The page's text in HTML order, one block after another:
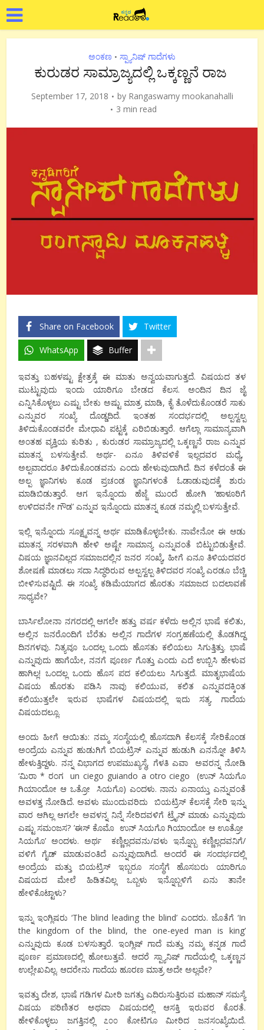
ಅಂಕಣ • ಸ್ಪ್ಯಾನಿಷ್ ಗಾದೆಗಳು
ಕುರುಡರ ಸಾಮ್ರಾಜ್ಯದಲ್ಲಿ ಒಕ್ಕಣ್ಣನೆ ರಾಜ
September 17, 2018 by Rangaswamy mookanahalli
3 min read
Share on Facebook Twitter
WhatsApp Buffer
ಇವತ್ತು ಬಹಳಷ್ಟು ಕ್ಷೇತ್ರಕ್ಕೆ ಈ ಮಾತು ಅನ್ವಯವಾಗುತ್ತದೆ. ವಿಷಯದ ತಳ
ಮುಟ್ಟುವುದು ಇಂದು ಯಾರಿಗೂ ಬೇಡದ ಕೆಲಸ. ಅಂದಿನ ದಿನ ಜೈ
ಎನ್ನಿಸಿಕೊಳ್ಳಲು ಎಷ್ಟು ಬೇಕು ಅಷ್ಟು ಮಾತ್ರ ಮಾಡಿ, ಕೈ ತೊಳೆದುಕೊಂಡರೆ ಸಾಕು
ಎನ್ನುವರ ಸಂಖ್ಯೆ ದೊಡ್ಡದಿದೆ. ಇಂತಹ ಸಂದರ್ಭದಲ್ಲಿ ಅಲ್ಪಸ್ವಲ್ಪ
ತಿಳಿದುಕೊಂಡವರೇ ಮೇಧಾವಿ ಪಟ್ಟಕ್ಕೆ ಏರಿಬಿಡುತ್ತಾರೆ. ಆಗೆಲ್ಲಾ ಸಾಮಾನ್ಯವಾಗಿ
ಅಂತಹ ವ್ಯಕ್ತಿಯ ಕುರಿತು , ಕುರುಡರ ಸಾಮ್ರಾಜ್ಯದಲ್ಲಿ ಒಕ್ಕಣ್ಣನೆ ರಾಜ ಎನ್ನುವ
ಮಾತನ್ನ ಬಳಸುತ್ತೇವೆ. ಅರ್ಥ- ಏನೂ ತಿಳಿವಳಿಕೆ ಇಲ್ಲದವರ ಮಧ್ಯೆ,
ಅಲ್ಪವಾದರೂ ತಿಳಿದುಕೊಂಡವನು ಎಂದು ಹೇಳುವುದಾಗಿದೆ. ದಿನ ಕಳೆದಂತೆ ಈ
ಅಲ್ಪ ಜ್ಞಾನಿಗಳು ಕೂಡ ಪ್ರಚಂಡ ಜ್ಞಾನಿಗಳಂತೆ ಓಡಾಡುವುದಕ್ಕೆ ಶುರು
ಮಾಡಿಬಿಡುತ್ತಾರೆ. ಆಗ ಇನ್ನೊಂದು ಹೆಜ್ಜೆ ಮುಂದೆ ಹೋಗಿ ‘ಹಾಳೂರಿಗೆ
ಉಳಿದವನೇ ಗೌಡ’ ಎನ್ನುವ ಇನ್ನೊಂದು ಮಾತನ್ನ ಕೂಡ ನಮ್ಮಲ್ಲಿ ಬಳಸುತ್ತೇವೆ.
ಇಲ್ಲಿ ಇನ್ನೊಂದು ಸೂಕ್ಷ್ಮವನ್ನ ಅರ್ಥ ಮಾಡಿಕೊಳ್ಳಬೇಕು. ನಾವೇನೋ ಈ ಆಡು
ಮಾತನ್ನ ಸರಳವಾಗಿ ಹೇಳಿ ಅಷ್ಟೇ ಸಾಮಾನ್ಯ ಎನ್ನುವಂತೆ ಬಿಟ್ಟುಬಿಡುತ್ತೇವೆ.
ವಿಷಯ ಜ್ಞಾನವಿಲ್ಲದ ಸಮಾಜದಲ್ಲಿನ ಜನರ ಸಂಖ್ಯೆ, ಹೀಗೆ ಏನೂ ತಿಳಿಯದವರ
ಶೋಷಣೆ ಮಾಡಲು ಸದಾ ಸಿದ್ಧರಿರುವ ಅಲ್ಪಸ್ವಲ್ಪ ತಿಳಿದವರ ಸಂಖ್ಯೆ ಎರಡೂ ಬೆಚ್ಚಿ
ಬೀಳಿಸುವಷ್ಟಿದೆ. ಈ ಸಂಖ್ಯೆ ಕಡಿಮೆಯಾಗದ ಹೊರತು ಸಮಾಜದ ಬದಲಾವಣೆ
ಸಾಧ್ಯವೇ?
ಬಾರ್ಸಿಲೋನಾ ನಗರದಲ್ಲಿ ಆಗಲೇ ಹತ್ತು ವರ್ಷ ಕಳೆದು ಅಲ್ಲಿನ ಭಾಷೆ ಕಲಿತು,
ಅಲ್ಲಿನ ಜನರೊಂದಿಗೆ ಬೆರೆತು ಅಲ್ಲಿನ ಗಾದೆಗಳ ಸಂಗ್ರಹಣೆಯಲ್ಲಿ ತೊಡಗಿದ್ದ
ದಿನಗಳವು. ನಿತ್ಯವೂ ಒಂದಲ್ಲ ಒಂದು ಹೊಸತು ಕಲಿಯಲು ಸಿಗುತ್ತಿತ್ತು. ಭಾಷೆ
ಎನ್ನುವುದು ಹಾಗೆಯೇ, ನನಗೆ ಪೂರ್ಣ ಗೊತ್ತು ಎಂದು ಎದೆ ಉಬ್ಬಿಸಿ ಹೇಳುವ
ಹಾಗಿಲ್ಲ! ಒಂದಲ್ಲ ಒಂದು ಹೊಸ ಪದ ಕಲಿಯಲು ಸಿಗುತ್ತದೆ. ಮಾತೃಭಾಷೆಯ
ವಿಷಯ ಹೊರತು ಪಡಿಸಿ ನಾವು ಕಲಿಯುವ, ಕಲಿತ ಎನ್ನುವದಕ್ಕಿಂತ
ಕಲಿಯುತ್ತಲೇ ಇರುವ ಭಾಷೆಗಳ ವಿಷಯದಲ್ಲಿ ಇದು ಸತ್ಯ. ಗಾದೆಯ
ವಿಷಯದಲ್ಲೂ.
ಅಂದು ಹೀಗೆ ಆಯಿತು: ನಮ್ಮ ಸಂಸ್ಥೆಯಲ್ಲಿ ಹೊಸದಾಗಿ ಕೆಲಸಕ್ಕೆ ಸೇರಿಕೊಂಡ
ಅಂದ್ರೆಯ ಎನ್ನುವ ಹುಡುಗಿಗೆ ಬಿಯಟ್ರಿಸ್ ಎನ್ನುವ ಹುಡುಗಿ ಏನನ್ನೋ ತಿಳಿಸಿ
ಹೇಳುತ್ತಿದ್ದಳು. ನನ್ನ ವಿಭಾಗದ ಉಪಮುಖ್ಯಸ್ಥೆ, ಗೆಳತಿ ಎವಾ ಅವರನ್ನ ನೋಡಿ
‘ಮಿರಾ * ರಂಗ un ciego guiando a otro ciego (ಉನ್ ಸಿಯಗೊ
ಗಿಯಾಂದೋ ಆ ಒತ್ರೋ ಸಿಯಗೊ) ಎಂದಳು. ನಾನು ಏನಾಯ್ತು ಎನ್ನುವಂತೆ
ಅವಳತ್ತ ನೋಡಿದೆ. ಅವಳು ಮುಂದುವರಿದು ಬಿಯಟ್ರಿಸ್ ಕೆಲಸಕ್ಕೆ ಸೇರಿ ಇನ್ನು
ವಾರ ಆಗಿಲ್ಲ ಆಗಲೇ ಅವಳನ್ನ ನಿನ್ನೆ ಸೇರಿದವಳಿಗೆ ಟ್ರೈನ್ ಮಾಡು ಎನ್ನುವುದು
ಎಷ್ಟು ಸಮಂಜಸ? ’ಈಸ್ ಕೊಮೊ ಉನ್ ಸಿಯಗೊ ಗಿಯಾಂದೋ ಆ ಊತ್ರೋ
ಸಿಯಗೊ’ ಅಂದಳು. ಅರ್ಥ ಕಣ್ಣಿಲ್ಲದವನು/ವಳು ಇನ್ನೊಬ್ಬ ಕಣ್ಣಿಲ್ಲದವನಿಗೆ/
ವಳಿಗೆ ಗೈಡ್ ಮಾಡುವಂತಿದೆ ಎನ್ನುವುದಾಗಿದೆ. ಅಂದರೆ ಈ ಸಂದರ್ಭದಲ್ಲಿ
ಅಂದ್ರೆಯ ಮತ್ತು ಬಿಯಟ್ರಿಸ್ ಇಬ್ಬರೂ ಸಂಸ್ಥೆಗೆ ಹೊಸಬರು ಯಾರಿಗೂ
ವಿಷಯದ ಮೇಲೆ ಹಿಡಿತವಿಲ್ಲ ಒಬ್ಬಳು ಇನ್ನೊಬ್ಬಳಿಗೆ ಏನು ತಾನೇ
ಹೇಳಿಕೊಟ್ಟಾಳು?
ಇನ್ನು ಇಂಗ್ಲಿಷರು ‘The blind leading the blind’ ಎಂದರು. ಜೊತೆಗೆ ‘In
the kingdom of the blind, the one-eyed man is king’
ಎನ್ನುವುದು ಕೂಡ ಬಳಸುತ್ತಾರೆ. ಇಂಗ್ಲಿಷ್ ಗಾದೆ ಮತ್ತು ನಮ್ಮ ಕನ್ನಡ ಗಾದೆ
ಪೂರ್ಣ ಪ್ರಮಾಣದಲ್ಲಿ ಹೋಲುತ್ತವೆ. ಆದರೆ ಸ್ಪ್ಯಾನಿಷ್ ಗಾದೆಯಲ್ಲಿ ಒಕ್ಕಣ್ಣನ
ಉಲ್ಲೇಖವಿಲ್ಲ. ಆದರೇನು ಗಾದೆಯ ಹೂರಣ ಮಾತ್ರ ಅದೇ ಅಲ್ಲವೇ?
ಇವತ್ತು ದೇಶ, ಭಾಷೆ ಗಡಿಗಳ ಮೀರಿ ಜಗತ್ತು ಎದಿರುಸುತ್ತಿರುವ ಮಹಾನ್ ಸಮಸ್ಯೆ
ವಿಷಯ ಪರಿಣಿತರ ಅಥವಾ ವಿಷಯದಲ್ಲಿ ಆಸಕ್ತಿ ಇರುವರ ಕೊರತೆ.
ಹೇಳಿಕೊಳ್ಳಲು ಜಗತ್ತಿನಲ್ಲಿ ೭೦೦ ಕೋಟಿಗೂ ಮೀರಿದ ಜನಸಂಖ್ಯೆಯಿದೆ.